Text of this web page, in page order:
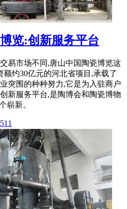
览:创新服务平台
易市场不同,唐山中国陶瓷博览这
额约30亿元的河北省项目,承载了
突围的种种努力,它是为入驻商户
新服务平台,是陶博会和陶瓷博物
崭新。